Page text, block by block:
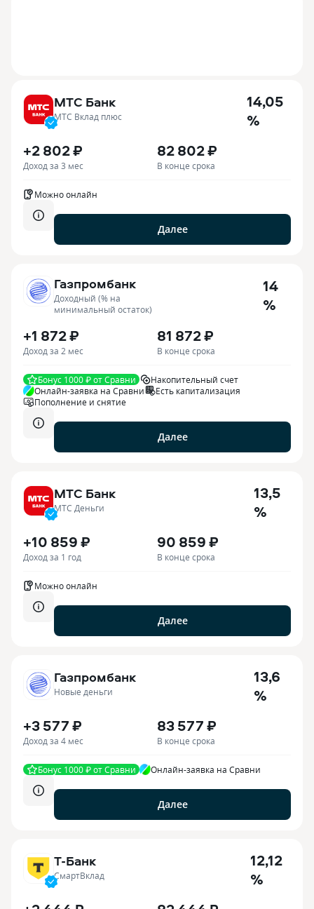
МТС Банк
МТС Вклад плюс
14,05
%
+2 802 ₽
Доход за 3 мес
82 802 ₽
В конце срока
Можно онлайн
Далее
Газпромбанк
Доходный (% на
минимальный остаток)
14
%
+1 872 ₽
Доход за 2 мес
81 872 ₽
В конце срока
Бонус 1000 ₽ от Сравни
Накопительный счет
Онлайн-заявка на Сравни
Есть капитализация
Пополнение и снятие
Далее
МТС Банк
МТС Деньги
13,5
%
+10 859 ₽
Доход за 1 год
90 859 ₽
В конце срока
Можно онлайн
Далее
Газпромбанк
Новые деньги
13,6
%
+3 577 ₽
Доход за 4 мес
83 577 ₽
В конце срока
Бонус 1000 ₽ от Сравни Онлайн-заявка на Сравни
Далее
Т-Банк
СмартВклад
12,12
%